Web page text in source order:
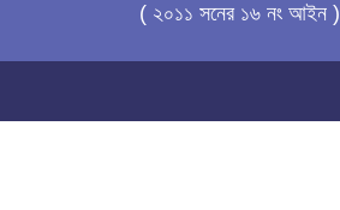
( ২০১১ সনের ১৬ নং আইন )